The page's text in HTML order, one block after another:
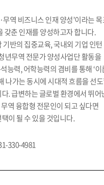
역 비즈니스 인재 양성’이라는
갖춘 인재를 양성하고자 합니다.
반의 집중교육, 국내외 기업 인턴
년무역 전문가 양성사업단 활동을
능력, 어학능력의 겸비를 통해 ‘이
나가는 동시에 시대적 흐름을 선
. 급변하는 글로벌 환경에서 뛰어
역 융합형 전문인이 되고 싶다면
이 될 수 있을 것입니다.
330-4981